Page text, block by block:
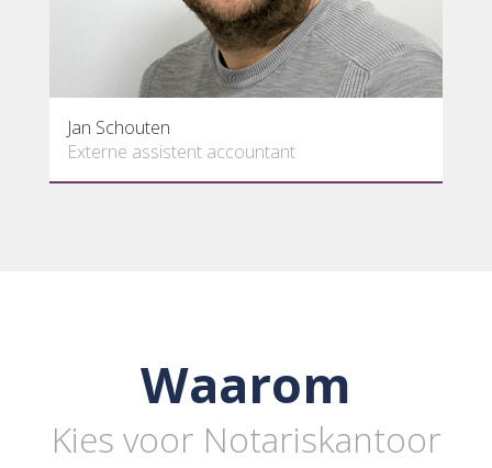
Servaes Soons
Notaris
Waarom
Kies voor Notariskantoor